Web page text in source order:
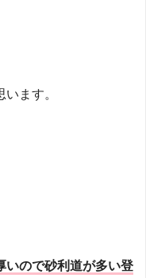
ます。
いので砂利道が多い登